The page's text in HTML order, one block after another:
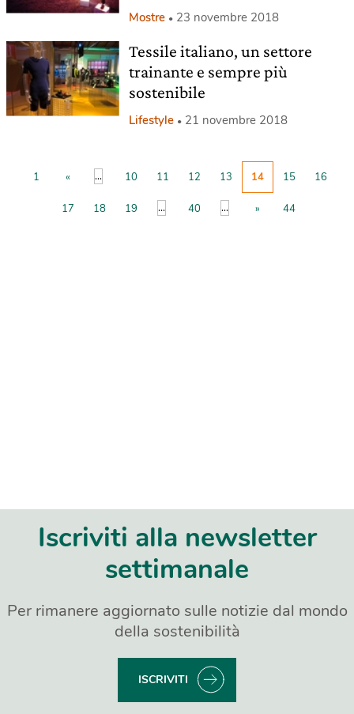
Mostre 23 novembre 2018
Tessile italiano, un settore
trainante e sempre più
sostenibile
Lifestyle 21 novembre 2018
1 « ... 10 11 12 13 14 15 16
17 18 19 ... 40 ... » 44
Iscriviti alla newsletter
settimanale
Per rimanere aggiornato sulle notizie dal mondo
della sostenibilità
ISCRIVITI